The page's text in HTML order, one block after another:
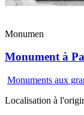
Monumen
Monument à
Monuments aux
Localisation à